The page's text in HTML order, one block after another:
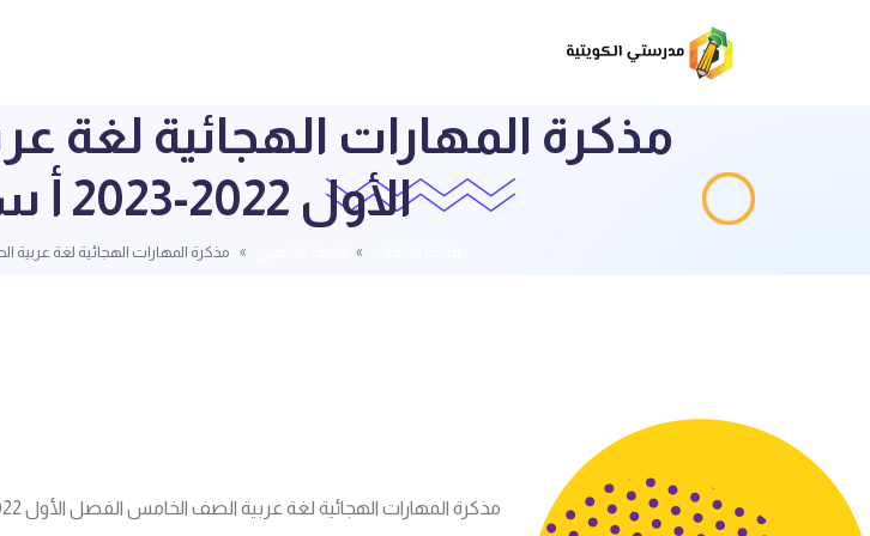
مذكرة المهارات الهجائية
الأول 2022-2023 أ سميرة بيلسان
مذكرة المهارات الهجائية لغة عربية الصف الخامس
مذكرة المهارات الهجائية لغة عربية الصف الخامس الفصل الأول 2022-2023 أ سميرة بيلسان